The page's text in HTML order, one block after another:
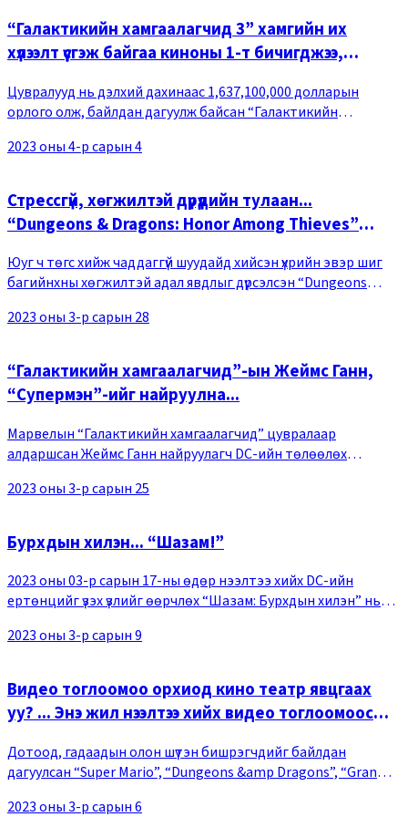
“Галактикийн хамгаалагчид 3” хамгийн их
хүлээлт үүсгэж байгаа киноны 1-т бичигджээ,
Цувралууд нь дэлхий дахинаас 1,637,100,000 долларын
орлого олж, байлдан дагуулж байсан “Галактикийн
илтгэх “Галактикийн хамгаалагчид 3” кино үзэгчд
2023 оны 4-р сарын 4
Стрессгүй, хөгжилтэй дүрүүдийн тулаан...
“Dungeons & Dragons: Honor Among Thieves”
Юуг ч төгс хийж чаддаггүй шуудайд хийсэн үхрийн эвэр шиг
багийнхны хөгжилтэй адал явдлыг дүрсэлсэн “Dungeons
сарын 31-ний өдөр нээлтээ хийнэ. Асар
2023 оны 3-р сарын 28
“Галактикийн хамгаалагчид”-ын Жеймс Ганн,
“Супермэн”-ийг найруулна...
Марвелын “Галактикийн хамгаалагчид” цувралаар
алдаршсан Жеймс Ганн найруулагч DC-ийн төлөөлөх
Жеймс Ганн 2023 оны 03-р сарын 15-ны өдөр өөрийн т
2023 оны 3-р сарын 25
Бурхдын хилэн... “Шазам!”
2023 оны 03-р сарын 17-ны өдөр нээлтээ хийх DC-ийн
ертөнцийг үзэх үзлийг өөрчлөх “Шазам: Бурхдын хилэн” нь
аюултай тулааныг өрнүүлдэг байна.
2023 оны 3-р сарын 9
Видео тоглоомоо орхиод кино театр явцгаах
уу? ... Энэ жил нээлтээ хийх видео тоглоомоос
Дотоод, гадаадын олон шүтэн бишрэгчдийг байлдан
дагуулсан “Super Mario”, “Dungeons &amp Dragons”, “Gran
театруудад кино болж гарах нь байна. Нэг мед
2023 оны 3-р сарын 6